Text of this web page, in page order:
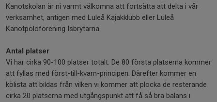
Kanotskolan är ni varmt välkomna att fortsätta att delta i vår
verksamhet, antigen med Luleå Kajakklubb eller Luleå
Kanotpoloförening Isbrytarna.
Antal platser
Vi har cirka 90-100 platser totalt. De 80 första platserna kommer
att fyllas med först-till-kvarn-principen. Därefter kommer en
kölista att bildas från vilken vi kommer att plocka de resterande
cirka 20 platserna med utgångspunkt att få så bra balans i